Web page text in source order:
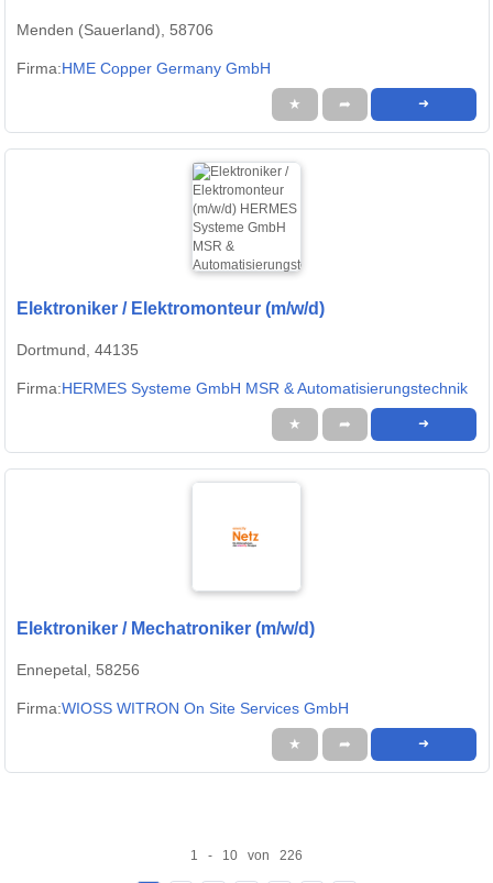
Menden (Sauerland), 58706
Firma:HME Copper Germany GmbH
★ ➦ ➜
Elektroniker / Elektromonteur (m/w/d)
Dortmund, 44135
Firma:HERMES Systeme GmbH MSR & Automatisierungstechnik
★ ➦ ➜
Elektroniker / Mechatroniker (m/w/d)
Ennepetal, 58256
Firma:WIOSS WITRON On Site Services GmbH
★ ➦ ➜
1 - 10 von 226